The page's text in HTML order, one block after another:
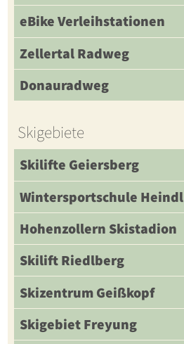
eBike Verleihstationen
Zellertal Radweg
Donauradweg
Skigebiete
Skilifte Geiersberg
Wintersportschule Heindl
Hohenzollern Skistadion
Skilift Riedlberg
Skizentrum Geißkopf
Skigebiet Freyung